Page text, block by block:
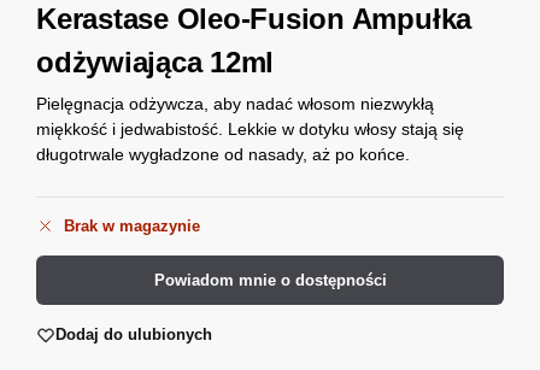
Kerastase Oleo-Fusion Ampułka
odżywiająca 12ml
Pielęgnacja odżywcza, aby nadać włosom niezwykłą
miękkość i jedwabistość. Lekkie w dotyku włosy stają się
długotrwale wygładzone od nasady, aż po końce.
Brak w magazynie
Powiadom mnie o dostępności
Dodaj do ulubionych